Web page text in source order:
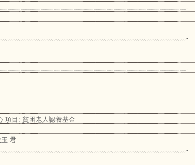
項目: 貧困老人認養基金
君